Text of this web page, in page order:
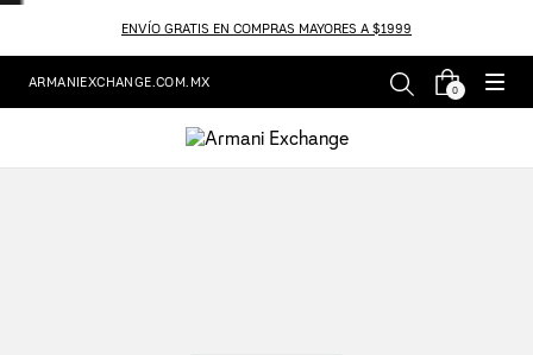
ENVÍO GRATIS EN COMPRAS MAYORES A $1999
ARMANIEXCHANGE.COM.MX 0